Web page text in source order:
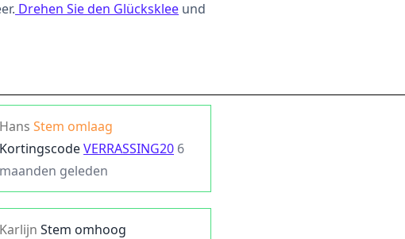
Drehen Sie den Glücksklee und
Hans Stem omlaag
KortingscodeVERRASSING20 6
maanden geleden
Karlijn Stem omhoog